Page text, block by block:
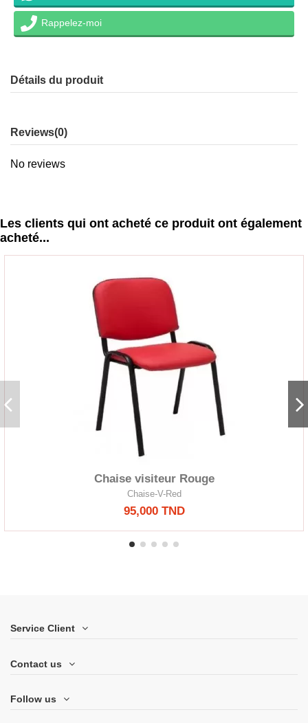
Rappelez-moi
Détails du produit
Reviews(0)
No reviews
Les clients qui ont acheté ce produit ont également
acheté...
Chaise visiteur Rouge
Chaise-V-Red
95,000 TND
Service Client
Contact us
Follow us